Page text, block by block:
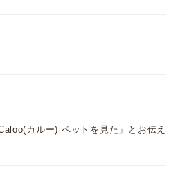
カルー) ペットを見た」とお伝え